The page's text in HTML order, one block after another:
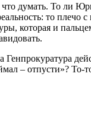
думать. То ли
то плечо
которая и
– отпусти»? То-